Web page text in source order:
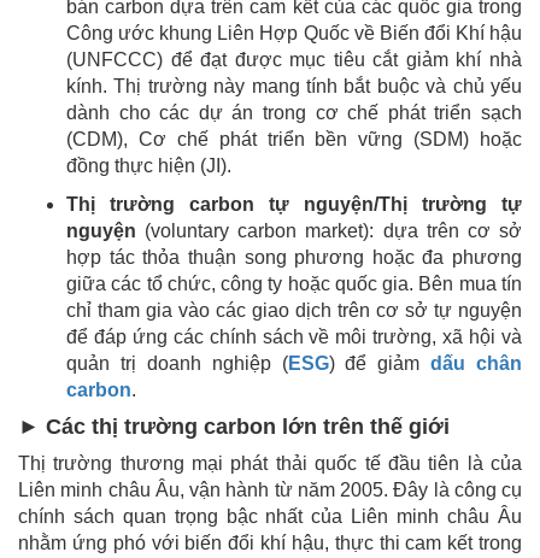
bán carbon dựa trên cam kết của các quốc gia trong
Công ước khung Liên Hợp Quốc về Biến đổi Khí hậu
(UNFCCC) để đạt được mục tiêu cắt giảm khí nhà
kính. Thị trường này mang tính bắt buộc và chủ yếu
dành cho các dự án trong cơ chế phát triển sạch
(CDM), Cơ chế phát triển bền vững (SDM) hoặc
đồng thực hiện (JI).
Thị trường carbon tự nguyện/Thị trường tự
nguyện (voluntary carbon market): dựa trên cơ sở
hợp tác thỏa thuận song phương hoặc đa phương
giữa các tổ chức, công ty hoặc quốc gia. Bên mua tín
chỉ tham gia vào các giao dịch trên cơ sở tự nguyện
để đáp ứng các chính sách về môi trường, xã hội và
quản trị doanh nghiệp (ESG) để giảmdấu chân
carbon.
► Các thị trường carbon lớn trên thế giới
Thị trường thương mại phát thải quốc tế đầu tiên là của
Liên minh châu Âu, vận hành từ năm 2005. Đây là công cụ
chính sách quan trọng bậc nhất của Liên minh châu Âu
nhằm ứng phó với biến đổi khí hậu, thực thi cam kết trong